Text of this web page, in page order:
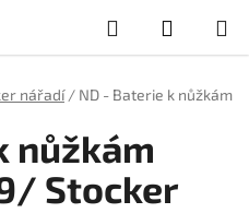
Hledat
KOŠÍK
nářadí / ND - Baterie k nůžkám
nůžkám
Stocker